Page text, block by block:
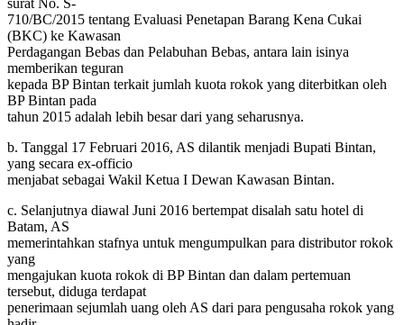
surat No. S-
710/BC/2015 tentang Evaluasi Penetapan Barang Kena Cukai
(BKC) ke Kawasan
Perdagangan Bebas dan Pelabuhan Bebas, antara lain isinya
memberikan teguran
kepada BP Bintan terkait jumlah kuota rokok yang diterbitkan oleh
BP Bintan pada
tahun 2015 adalah lebih besar dari yang seharusnya.
b. Tanggal 17 Februari 2016, AS dilantik menjadi Bupati Bintan,
yang secara ex-officio
menjabat sebagai Wakil Ketua I Dewan Kawasan Bintan.
c. Selanjutnya diawal Juni 2016 bertempat disalah satu hotel di
Batam, AS
memerintahkan stafnya untuk mengumpulkan para distributor rokok
yang
mengajukan kuota rokok di BP Bintan dan dalam pertemuan
tersebut, diduga terdapat
penerimaan sejumlah uang oleh AS dari para pengusaha rokok yang